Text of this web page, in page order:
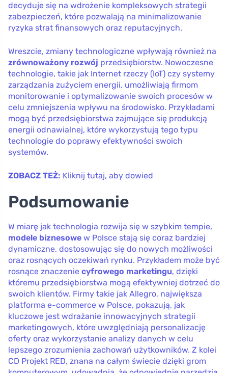
decyduje się na wdrożenie kompleksowych strategii
zabezpieczeń, które pozwalają na minimalizowanie
ryzyka strat finansowych oraz reputacyjnych.
Wreszcie, zmiany technologiczne wpływają również na
zrównoważony rozwój przedsiębiorstw. Nowoczesne
technologie, takie jak Internet rzeczy (IoT) czy systemy
zarządzania zużyciem energii, umożliwiają firmom
monitorowanie i optymalizowanie swoich procesów w
celu zmniejszenia wpływu na środowisko. Przykładami
mogą być przedsiębiorstwa zajmujące się produkcją
energii odnawialnej, które wykorzystują tego typu
technologie do poprawy efektywności swoich
systemów.
ZOBACZ TEŻ: Kliknij tutaj, aby dowied
Podsumowanie
W miarę jak technologia rozwija się w szybkim tempie,
modele biznesowe w Polsce stają się coraz bardziej
dynamiczne, dostosowując się do nowych możliwości
oraz rosnących oczekiwań rynku. Przykładem może być
rosnące znaczenie cyfrowego marketingu, dzięki
któremu przedsiębiorstwa mogą efektywniej dotrzeć do
swoich klientów. Firmy takie jak Allegro, największa
platforma e-commerce w Polsce, pokazują, jak
kluczowe jest wdrażanie innowacyjnych strategii
marketingowych, które uwzględniają personalizację
oferty oraz wykorzystanie analizy danych w celu
lepszego zrozumienia zachowań użytkowników. Z kolei
CD Projekt RED, znana na całym świecie dzięki grom